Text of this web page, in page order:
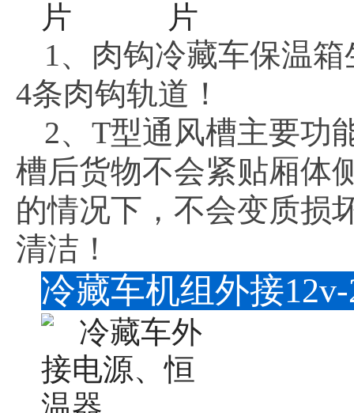
1、肉钩冷藏车保温
4条肉钩轨道！
2、T型通风槽主要功
槽后货物不会紧贴厢体
的情况下，不会变质损
清洁！
冷藏车机组外接